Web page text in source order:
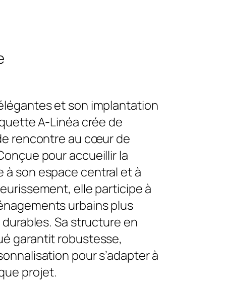
et son implantation
A-Linéa crée de
rencontre au cœur de
pour accueillir la
à son espace central et à
elle participe à
urbains plus
Sa structure en
garantit robustesse,
pour s’adapter à
projet.